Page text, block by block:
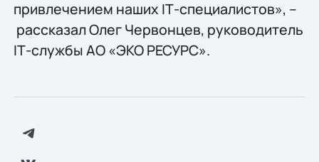
привлечением наших IТ-специалистов», –
рассказал Олег Червонцев, руководитель
IТ-службы АО «ЭКО РЕСУРС».